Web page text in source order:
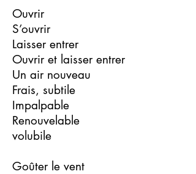
Ouvrir
S’ouvrir
Laisser entrer
Ouvrir et laisser entrer
Un air nouveau
Frais, subtile
Impalpable
Renouvelable
volubile
Goûter le vent